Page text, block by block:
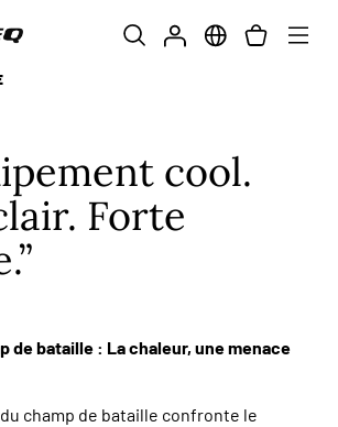
cool.
Forte
de bataille : La chaleur, une menace
champ de bataille confronte le